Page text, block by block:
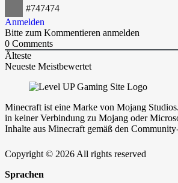
#747474
Anmelden
Bitte zum Kommentieren anmelden
0 Comments
Älteste
Neueste Meistbewertet
Minecraft ist eine Marke von Mojang
in keiner Verbindung zu Mojang oder
Inhalte aus Minecraft gemäß den
Copyright © 2026 All rights reserved
Sprachen